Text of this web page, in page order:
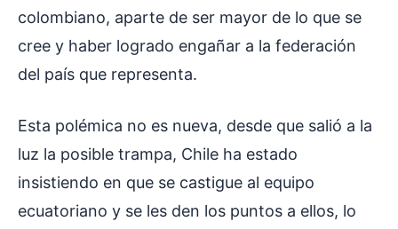
colombiano, aparte de ser mayor de lo que se
cree y haber logrado engañar a la federación
del país que representa.
Esta polémica no es nueva, desde que salió a la
luz la posible trampa, Chile ha estado
insistiendo en que se castigue al equipo
ecuatoriano y se les den los puntos a ellos, lo